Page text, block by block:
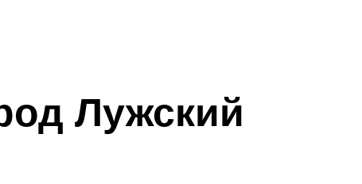
Лужский